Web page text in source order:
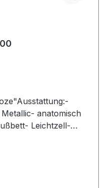
anatomisch
Leichtzell-